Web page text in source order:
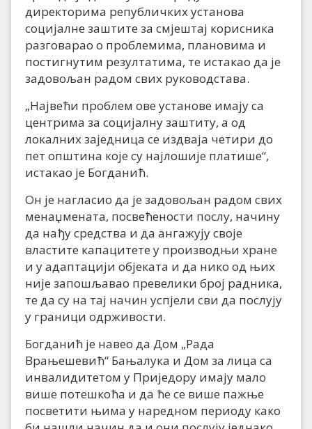
директорима републичких установа
социјалне заштите за смјештај корисника
разговарао о проблемима, плановима и
постигнутим резултатима, те истакао да је
задовољан радом свих руководстава.
„Највећи проблем ове установе имају са
центрима за социјалну заштиту, а од
локалних заједница се издваја четири до
пет општина које су најлошије платише“,
истакао је Богданић.
Он је нагласио да је задовољан радом свих
менаџмената, посвећености послу, начину
да нађу средства и да ангажују своје
властите капацитете у производњи хране
и у адаптацији објеката и да нико од њих
није запошљавао превелики број радника,
те да су на тај начин успјели сви да послују
у граници одрживости.
Богданић је навео да Дом „Рада
Врањешевић“ Бањалука и Дом за лица са
инвалидитетом у Приједору имају мало
више потешкоћа и да ће се више пажње
посветити њима у наредном периоду како